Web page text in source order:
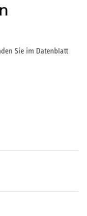
Sie im Datenblatt